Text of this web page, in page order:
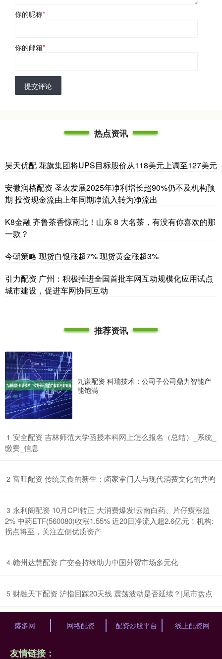
你的昵称*
你的邮箱*
提交评论
热点资讯
昊天优配 花旗集团将UPS目标股价从118美元上调至127美元
安微润格配资 圣农发展2025年净利增长超90%仍不及机构预
期 投资现金流由上年同期净流入转为净流出
K8金融 齐鲁茶香惊南北！山东 8 大名茶，有没有你喜欢的那
一款？
今朝策略 现货白银涨超7% 现货黄金涨超3%
引力配资 广州：积极推进全国首批车网互动规模化应用试点
城市建设，促进车网协同互动
推荐资讯
九谦配资 科瑞技术：公司子公司鼎力智能产
能饱满
1 ​安全配资 吉林师范大学函授本科网上怎么报名（总结）_系统_
缴费_信息
2 ​富旺配资 传统美食的新生：卤家掌门人与现代消费文化的共鸣
3 ​永利阁配资 10月CPI转正 大消费爆发!云南白药、片仔癀涨超
2% 中药ETF(560080)收涨1.55% 近20日净流入超2.6亿元！机构:
拐点将至，关注左侧优质资产
4 ​赣州达慧配资 广交会持续助力中国外贸市场多元化
5 ​财融天下配资 沪指回踩20天线 震荡波动是否延续？|尾市盘点
盛多网 网络配资 配资炒股平台 线上配资网
友情链接：